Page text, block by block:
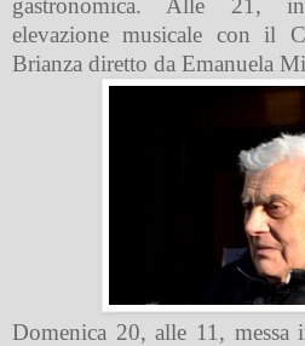
gastronomica. Alle 21, in
elevazione musicale con il
Brianza diretto da Emanuela
Domenica 20, alle 11,